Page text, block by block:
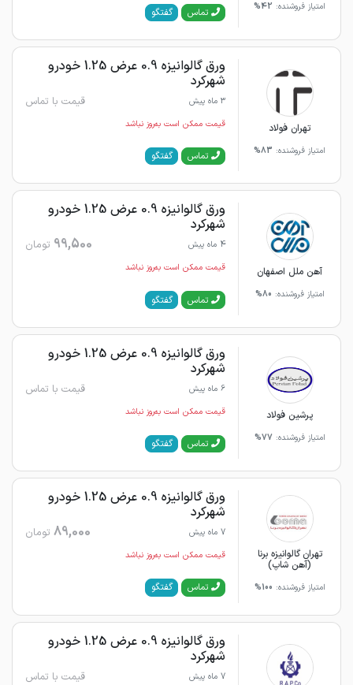
امتیاز فروشنده: 42% تماس گفتگو
تهران فولاد
امتیاز فروشنده: 83%
ورق گالوانیزه 0.9 عرض 1.25 خودرو
شهرکرد
3 ماه پیش قیمت با تماس
قیمت ممکن است به‌روز نباشد
تماس گفتگو
آهن ملل اصفهان
امتیاز فروشنده: 80%
ورق گالوانیزه 0.9 عرض 1.25 خودرو
شهرکرد
4 ماه پیش 99,500 تومان
قیمت ممکن است به‌روز نباشد
تماس گفتگو
پرشین فولاد
امتیاز فروشنده: 77%
ورق گالوانیزه 0.9 عرض 1.25 خودرو
شهرکرد
6 ماه پیش قیمت با تماس
قیمت ممکن است به‌روز نباشد
تماس گفتگو
تهران گالوانیزه برنا
(آهن شاپ)
امتیاز فروشنده: 100%
ورق گالوانیزه 0.9 عرض 1.25 خودرو
شهرکرد
7 ماه پیش 89,000 تومان
قیمت ممکن است به‌روز نباشد
تماس گفتگو
ورق گالوانیزه 0.9 عرض 1.25 خودرو
شهرکرد
7 ماه پیش قیمت با تماس